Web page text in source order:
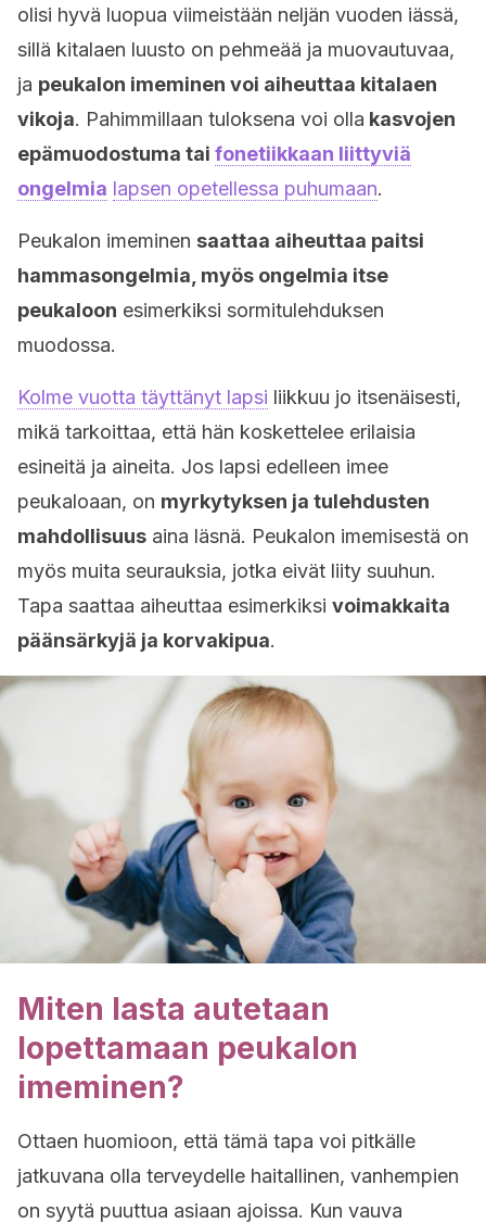
olisi hyvä luopua viimeistään neljän vuoden iässä,
sillä kitalaen luusto on pehmeää ja muovautuvaa,
ja peukalon imeminen voi aiheuttaa kitalaen
vikoja. Pahimmillaan tuloksena voi olla kasvojen
epämuodostuma tai fonetiikkaan liittyviä
ongelmia lapsen opetellessa puhumaan.
Peu­kalon ime­minen saattaa aiheuttaa paitsi
hammasongelmia, myös ongelmia itse
peukaloon esimerkiksi sormi­tu­leh­duksen
muodossa.
Kolme vuotta täyttänyt lapsi liikkuu jo itsenäisesti,
mikä tarkoittaa, että hän koskettelee erilaisia
esineitä ja aineita. Jos lapsi edelleen imee
peukaloaan, on myrkytyksen ja tulehdusten
mahdollisuus aina läsnä. Peukalon imemisestä on
myös muita seurauksia, jotka eivät liity suuhun.
Tapa saattaa aiheuttaa esimerkiksi voimakkaita
päänsärkyjä ja korvakipua.
Miten lasta autetaan
lopettamaan peukalon
imeminen?
Ottaen huomioon, että tämä tapa voi pitkälle
jatkuvana olla terveydelle haitallinen, vanhempien
on syytä puuttua asiaan ajoissa. Kun vauva